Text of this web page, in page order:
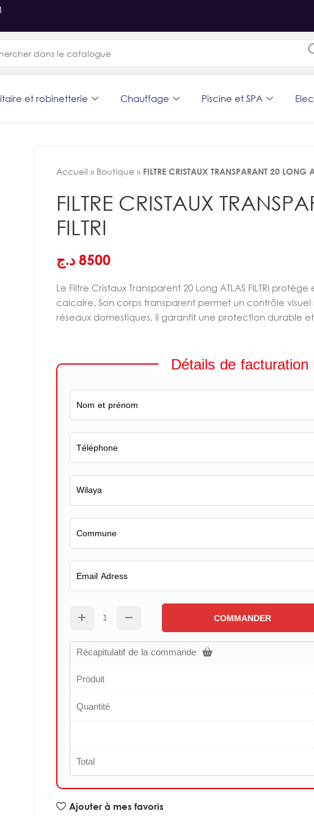
et robinetterie Chauffage Piscine et SPA
Accueil » Boutique » FILTRE CRISTAUX TRANSPARANT 20 LONG
FILTRE CRISTAUX
FILTRI
8500 د.ج
Le Filtre Cristaux Transparent 20 Long ATLAS FILTRI
calcaire. Son corps transparent permet un contrôle
réseaux domestiques, il garantit une protection durable
Détails de facturation
COMMANDER
Récapitulatif de la commande
Produit
Quantité
Total
Ajouter à mes favoris